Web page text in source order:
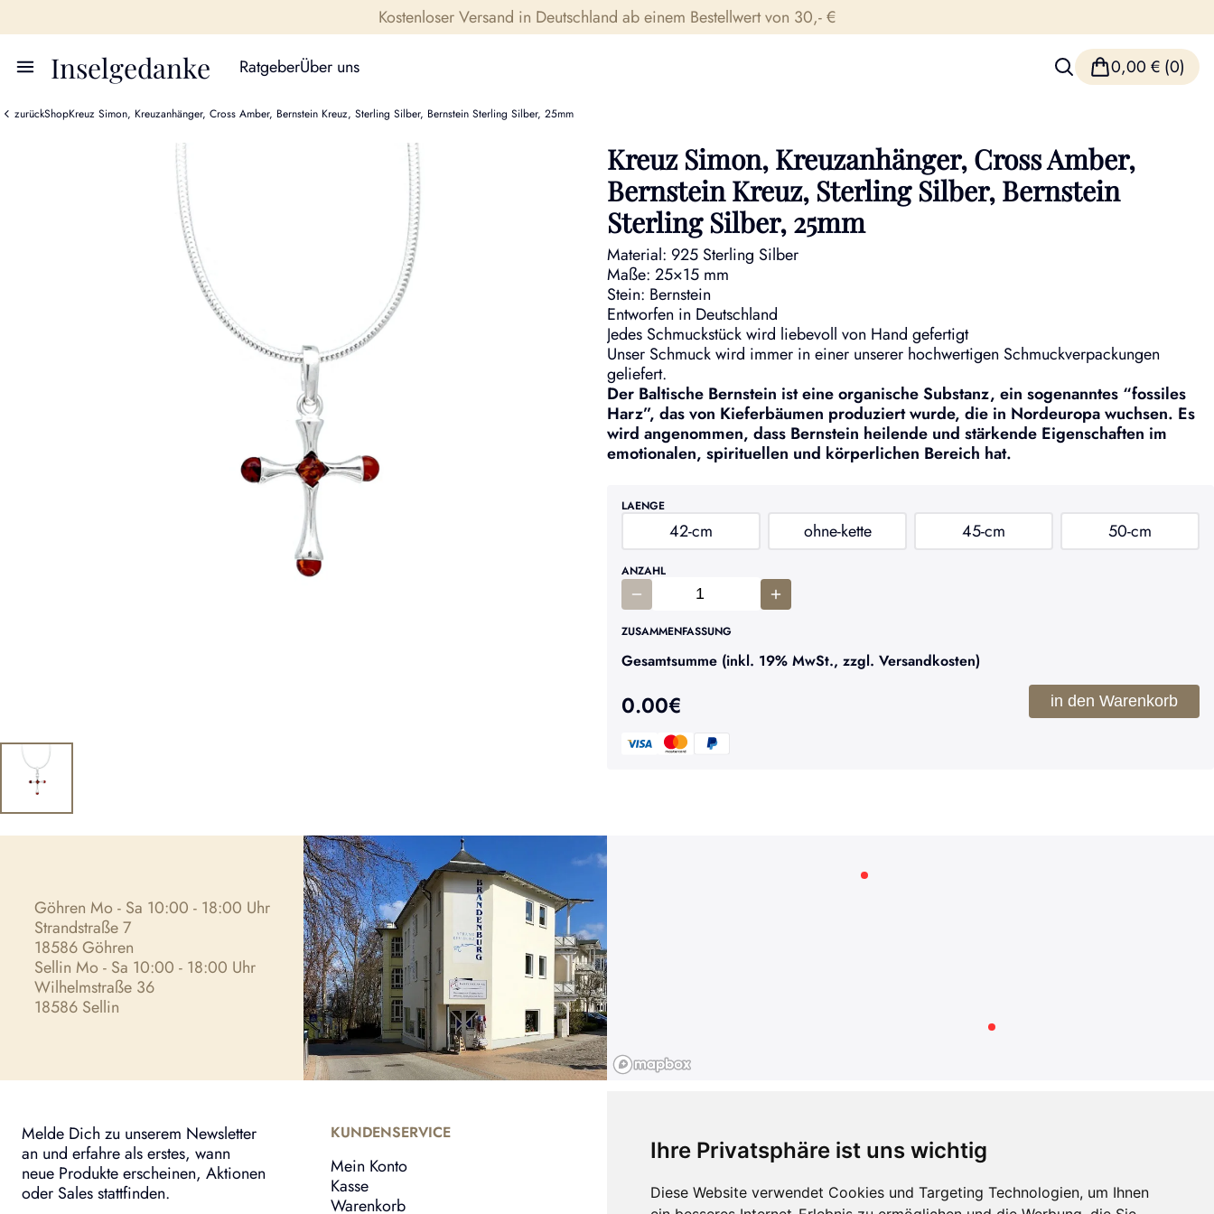
Ihre Privatsphäre ist uns wichtig
Diese Website verwendet Cookies und Targeting Technologien, um Ihnen
Kostenloser Versand in Deutschland ab einem Bestellwert von 30,- €
Inselgedanke RatgeberÜber uns 0,00 € (0)
zurückShopKreuz Simon, Kreuzanhänger, Cross Amber, Bernstein Kreuz, Sterling Silber, Bernstein Sterling Silber, 25mm
Kreuz Simon, Kreuzanhänger, Cross Amber,
Bernstein Kreuz, Sterling Silber, Bernstein
Sterling Silber, 25mm
Material: 925 Sterling Silber
Maße: 25×15 mm
Stein: Bernstein
Entworfen in Deutschland
Jedes Schmuckstück wird liebevoll von Hand gefertigt
Unser Schmuck wird immer in einer unserer hochwertigen Schmuckverpackungen
geliefert.
Der Baltische Bernstein ist eine organische Substanz, ein sogenanntes “fossiles
Harz”, das von Kieferbäumen produziert wurde, die in Nordeuropa wuchsen. Es
wird angenommen, dass Bernstein heilende und stärkende Eigenschaften im
emotionalen, spirituellen und körperlichen Bereich hat.
LAENGE
42-cm ohne-kette 45-cm 50-cm
ANZAHL
ZUSAMMENFASSUNG
Gesamtsumme (inkl. 19% MwSt., zzgl. Versandkosten)
0.00€ in den Warenkorb
Göhren Mo - Sa 10:00 - 18:00 Uhr
Strandstraße 7
18586 Göhren
Sellin Mo - Sa 10:00 - 18:00 Uhr
Wilhelmstraße 36
18586 Sellin
Melde Dich zu unserem Newsletter
an und erfahre als erstes, wann
neue Produkte erscheinen, Aktionen
oder Sales stattfinden.
KUNDENSERVICE
Mein Konto
Kasse
Warenkorb
Bernstein Armbänder
Bernstein Ohrringe
AGB
Datenschutzerklärung
Impressum